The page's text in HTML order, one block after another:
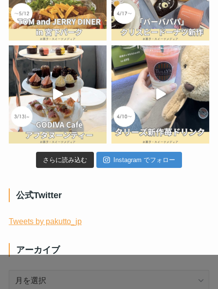
さらに読み込む Instagram でフォロー
公式Twitter
Tweets by pakutto_jp
アーカイブ